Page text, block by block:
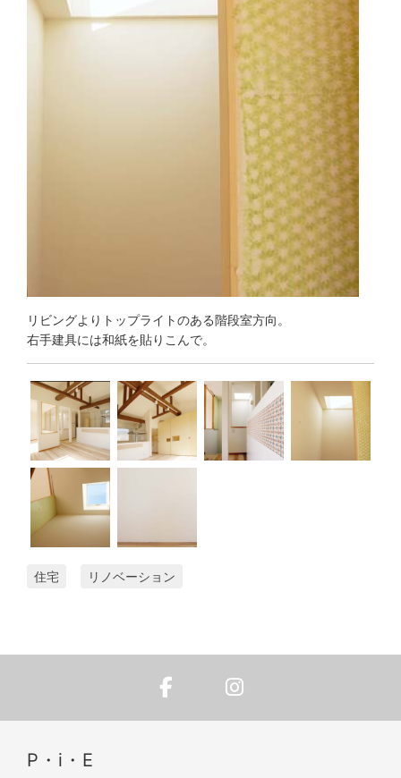
リビングよりトップライトのある階段室方向。
右手建具には和紙を貼りこんで。
住宅 リノベーション
P・i・E